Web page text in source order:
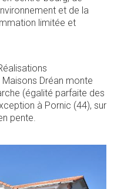
et de la
limitée et
Dréan monte
(égalité parfaite des
à Pornic (44), sur
pente.